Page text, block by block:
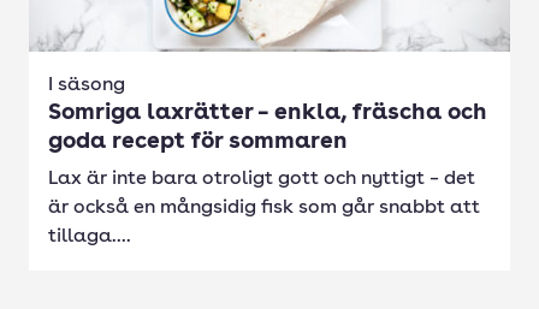
I säsong
Somriga laxrätter – enkla, fräscha och
goda recept för sommaren
Lax är inte bara otroligt gott och nyttigt – det
är också en mångsidig fisk som går snabbt att
tillaga....